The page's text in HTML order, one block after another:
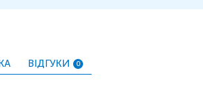
днів і супроводжується
Інші симптоми, такі як
ВІДГУКИ 0